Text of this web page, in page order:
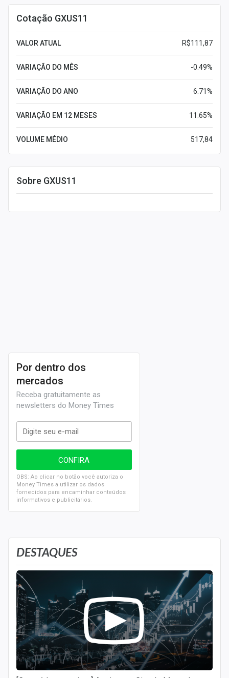
Cotação GXUS11
VALOR ATUAL R$111,87
VARIAÇÃO DO MÊS -0.49%
VARIAÇÃO DO ANO 6.71%
VARIAÇÃO EM 12 MESES 11.65%
VOLUME MÉDIO 517,84
Sobre GXUS11
Leia mais
DESTAQUES
Por dentro dos
mercados
Receba gratuitamente as
newsletters do Money Times
OBS: Ao clicar no botão você autoriza o
Money Times a utilizar os dados
fornecidos para encaminhar conteúdos
informativos e publicitários.